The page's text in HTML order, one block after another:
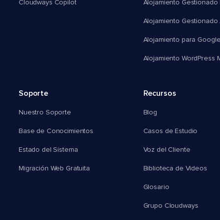
Cloudways Copilot Alojamiento Gestionado
Alojamiento Gestionado
Alojamiento para
Alojamiento WordPress
Soporte
Nuestro Soporte
Base de Conocimientos
Estado del Sistema
Migración Web Gratuita
Recursos
Blog
Casos de Estudio
Voz del Cliente
Biblioteca de Videos
Glosario
Grupo Cloudways